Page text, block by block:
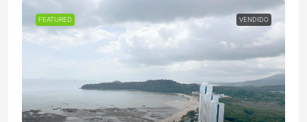
FEATURED VENDIDO